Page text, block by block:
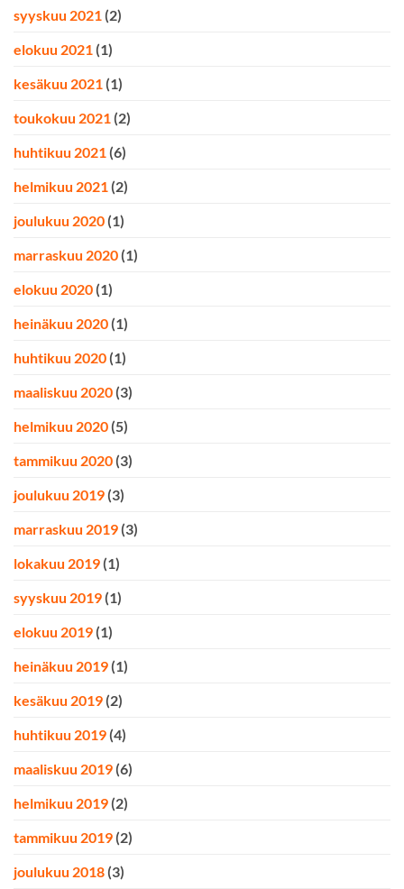
syyskuu 2021 (2)
elokuu 2021 (1)
kesäkuu 2021 (1)
toukokuu 2021 (2)
huhtikuu 2021 (6)
helmikuu 2021 (2)
joulukuu 2020 (1)
marraskuu 2020 (1)
elokuu 2020 (1)
heinäkuu 2020 (1)
huhtikuu 2020 (1)
maaliskuu 2020 (3)
helmikuu 2020 (5)
tammikuu 2020 (3)
joulukuu 2019 (3)
marraskuu 2019 (3)
lokakuu 2019 (1)
syyskuu 2019 (1)
elokuu 2019 (1)
heinäkuu 2019 (1)
kesäkuu 2019 (2)
huhtikuu 2019 (4)
maaliskuu 2019 (6)
helmikuu 2019 (2)
tammikuu 2019 (2)
joulukuu 2018 (3)